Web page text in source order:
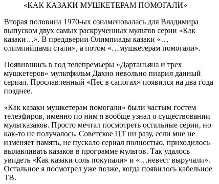
«КАК КАЗАКИ МУШКЕТЕРАМ ПОМОГАЛИ»
Вторая половина 1970-ых ознаменовалась для Владимира
выпуском двух самых раскрученных мультов серии «Как
казаки…». В преддверии Олимпиады казаки «…
олимпийцами стали», а потом «…мушкетерам помогали».
Появившись в год телепремьеры «Дартаньяна и трех
мушкетеров» мультфильм Дахно невольно пиарил данный
сериал. Прославленный «Пес в сапогах» появился на два года
позднее.
«Как казаки мушкетерам помогали» были частым гостем
телеэфиров, именно по ним я вообще узнал о существовании
мультказаков. Просто мечтал посмотреть остальные серии, но
как-то не получалось. Советское ЦТ ни разу, если мне не
изменяет память, не пускало сериал полностью, приходилось
вылавливать казаков в программе мультов. Так удалось
увидеть «Как казаки соль покупали» и «…невест выручали».
Остальное я посмотрел уже позже, когда появилось кабельное
ТВ.